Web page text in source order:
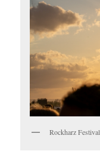
Rockharz Festival